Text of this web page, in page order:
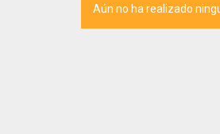
Aún no ha realizado